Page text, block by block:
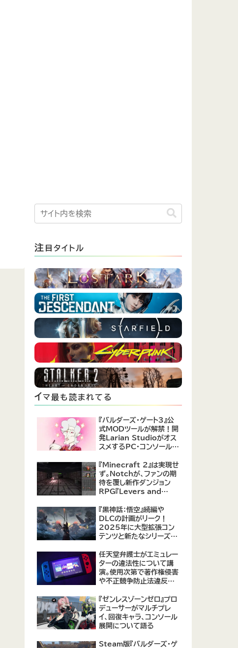
注 目タイトル
イマ最も読まれてる
『バルダーズ・ゲート3』公
式MODツールが解禁！開
発Larian Studioがオス
スメするPC・コンソール向
『Minecraft 2』は実現せ
ず。Notchが、ファンの期
待を覆し新作ダンジョン
RPG『Levers and
表！
『黒神話：悟空』続編や
DLCの計画がリーク！
2025年に大型拡張コン
テンツと新たなシリーズ作
【09/17更新】
任天堂弁護士がエミュレー
ターの違法性について講
演。使用次第で著作権侵害
や不正競争防止法違反に
『ゼンレスゾーンゼロ』プロ
デューサーがマルチプレ
イ、回復キャラ、コンソール
展開について語る
Steam版『バルダーズ・ゲ